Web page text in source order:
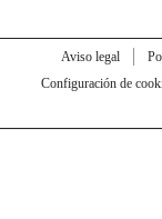
Aviso legal
Configuración de